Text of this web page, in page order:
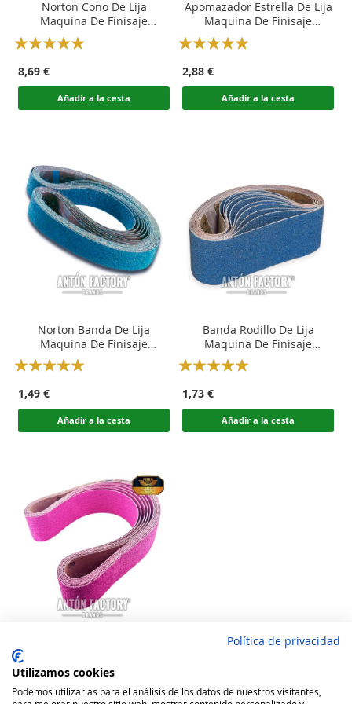
Norton Cono De Lija
Maquina De Finisaje
Calzado
Rating:
8,69 €
Añadir a la cesta
Apomazador Estrella De Lija
Maquina De Finisaje
Calzado
Rating:
2,88 €
Añadir a la cesta
Norton Banda De Lija
Maquina De Finisaje
Calzado
Rating:
1,49 €
Añadir a la cesta
Banda Rodillo De Lija
Maquina De Finisaje
Calzado
Rating:
1,73 €
Añadir a la cesta
Finisaje Calzado Alta
Duración
Rating:
Política de privacidad
Utilizamos cookies
Podemos utilizarlas para el análisis de los datos de nuestros visitantes,